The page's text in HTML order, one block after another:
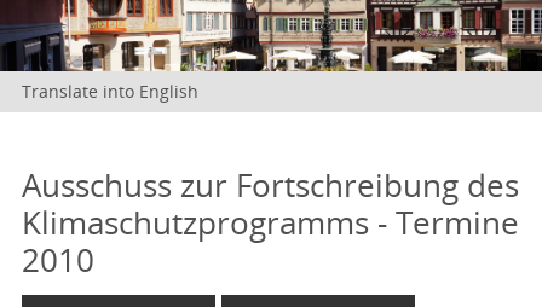
Translate into English
Ausschuss zur Fortschreibung des
Klimaschutzprogramms - Termine
2010